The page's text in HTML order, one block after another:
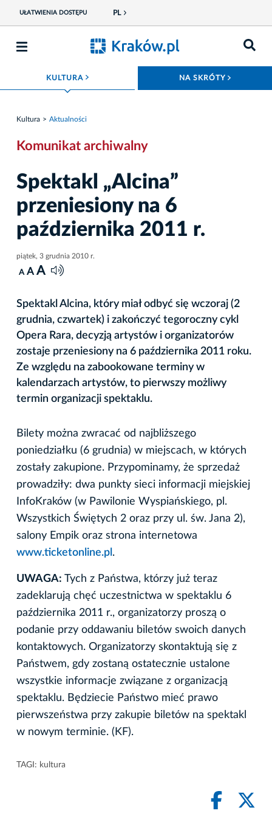
UŁATWIENIA DOSTĘPU PL
KULTURA ROZWIŃ MENU NA SKRÓTY
Kultura Aktualności
Komunikat archiwalny
Spektakl „Alcina”
przeniesiony na 6
października 2011 r.
piątek, 3 grudnia 2010 r.
A A A
Spektakl Alcina, który miał odbyć się wczoraj (2
grudnia, czwartek) i zakończyć tegoroczny cykl
Opera Rara, decyzją artystów i organizatorów
zostaje przeniesiony na 6 października 2011 roku.
Ze względu na zabookowane terminy w
kalendarzach artystów, to pierwszy możliwy
termin organizacji spektaklu.
Bilety można zwracać od najbliższego
poniedziałku (6 grudnia) w miejscach, w których
zostały zakupione. Przypominamy, że sprzedaż
prowadziły: dwa punkty sieci informacji miejskiej
InfoKraków (w Pawilonie Wyspiańskiego, pl.
Wszystkich Świętych 2 oraz przy ul. św. Jana 2),
salony Empik oraz strona internetowa
www.ticketonline.pl .
UWAGA: Tych z Państwa, którzy już teraz
zadeklarują chęć uczestnictwa w spektaklu 6
października 2011 r., organizatorzy proszą o
podanie przy oddawaniu biletów swoich danych
kontaktowych. Organizatorzy skontaktują się z
Państwem, gdy zostaną ostatecznie ustalone
wszystkie informacje związane z organizacją
spektaklu. Będziecie Państwo mieć prawo
pierwszeństwa przy zakupie biletów na spektakl
w nowym terminie. (KF).
TAGI: kultura